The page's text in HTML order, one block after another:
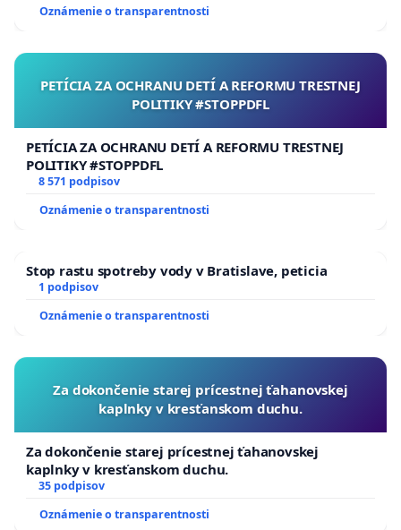
Oznámenie o transparentnosti
PETÍCIA ZA OCHRANU DETÍ A REFORMU TRESTNEJ
POLITIKY #STOPPDFL
PETÍCIA ZA OCHRANU DETÍ A REFORMU TRESTNEJ
POLITIKY #STOPPDFL
8 571 podpisov
Oznámenie o transparentnosti
Stop rastu spotreby vody v Bratislave, peticia
1 podpisov
Oznámenie o transparentnosti
Za dokončenie starej prícestnej ťahanovskej
kaplnky v kresťanskom duchu.
Za dokončenie starej prícestnej ťahanovskej
kaplnky v kresťanskom duchu.
35 podpisov
Oznámenie o transparentnosti